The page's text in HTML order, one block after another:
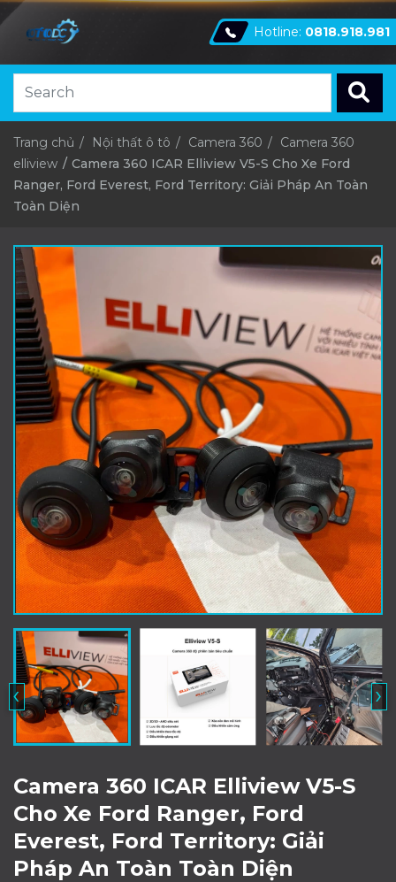
Hotline: 0818.918.981
Trang chủ Nội thất ô tô Camera 360
Camera 360
elliview
Camera 360 ICAR Elliview V5-S Cho Xe Ford
Ranger, Ford Everest, Ford Territory: Giải Pháp An Toàn
Toàn Diện
‹ ›
Camera 360 ICAR Elliview V5-S
Cho Xe Ford Ranger, Ford
Everest, Ford Territory: Giải
Pháp An Toàn Toàn Diện